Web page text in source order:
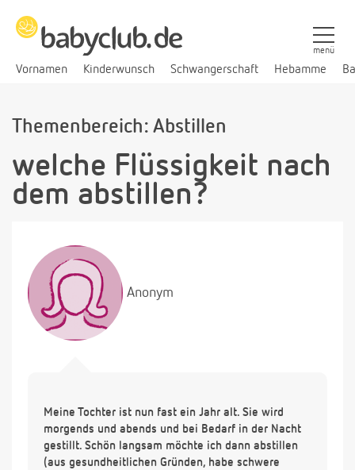
Vornamen Kinderwunsch Schwangerschaft Hebamme
menü
Themenbereich: Abstillen
welche Flüssigkeit nach
dem abstillen?
Anonym
Meine Tochter ist nun fast ein Jahr alt. Sie wird
morgends und abends und bei Bedarf in der Nacht
gestillt. Schön langsam möchte ich dann abstillen
(aus gesundheitlichen Gründen, habe schwere